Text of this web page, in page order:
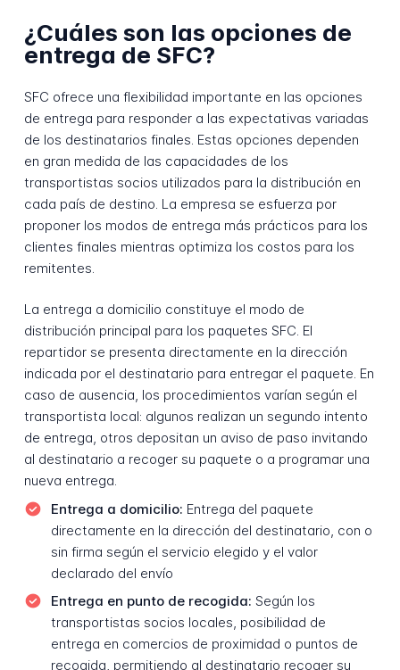
¿Cuáles son las opciones de
entrega de SFC?
SFC ofrece una flexibilidad importante en las opciones
de entrega para responder a las expectativas variadas
de los destinatarios finales. Estas opciones dependen
en gran medida de las capacidades de los
transportistas socios utilizados para la distribución en
cada país de destino. La empresa se esfuerza por
proponer los modos de entrega más prácticos para los
clientes finales mientras optimiza los costos para los
remitentes.
La entrega a domicilio constituye el modo de
distribución principal para los paquetes SFC. El
repartidor se presenta directamente en la dirección
indicada por el destinatario para entregar el paquete. En
caso de ausencia, los procedimientos varían según el
transportista local: algunos realizan un segundo intento
de entrega, otros depositan un aviso de paso invitando
al destinatario a recoger su paquete o a programar una
nueva entrega.
Entrega a domicilio: Entrega del paquete
directamente en la dirección del destinatario, con o
sin firma según el servicio elegido y el valor
declarado del envío
Entrega en punto de recogida: Según los
transportistas socios locales, posibilidad de
entrega en comercios de proximidad o puntos de
recogida, permitiendo al destinatario recoger su